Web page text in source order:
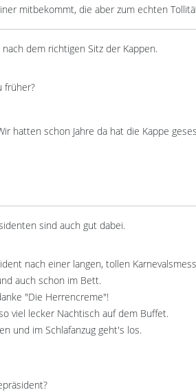
mitbekommt, die aber zum echten
dem richtigen Sitz der Kappen.
früher?
hatten schon Jahre da hat die Kappe
sind auch gut dabei.
nach einer langen, tollen
auch schon im Bett.
"Die Herrencreme"!
viel lecker Nachtisch auf dem Buffet.
und im Schlafanzug geht's los.